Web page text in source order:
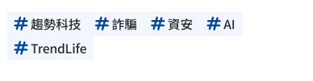
趨勢科技 詐騙 資安
AI
TrendLife